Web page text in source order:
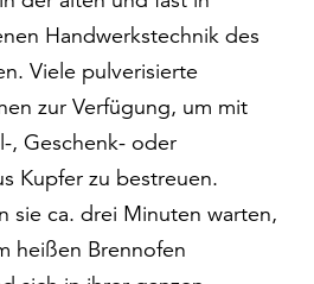
Handwerkstechnik des
Viele pulverisierte
zur Verfügung, um mit
, Geschenk- oder
Kupfer zu bestreuen.
sie ca. drei Minuten warten,
heißen Brennofen